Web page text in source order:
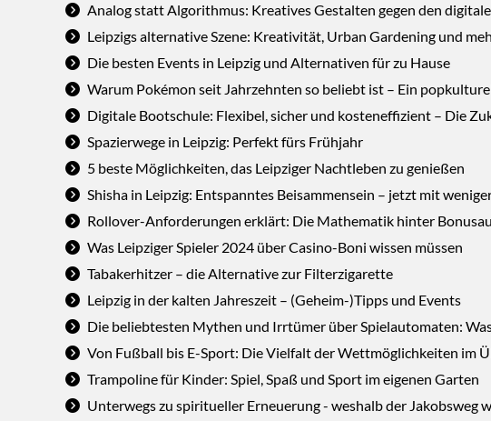
Analog statt Algorithmus: Kreatives Gestalten gegen den
Leipzigs alternative Szene: Kreativität, Urban Gardening und
Die besten Events in Leipzig und Alternativen für zu Hause
Warum Pokémon seit Jahrzehnten so beliebt ist – Ein
Digitale Bootschule: Flexibel, sicher und kosteneffizient – Die
Spazierwege in Leipzig: Perfekt fürs Frühjahr
5 beste Möglichkeiten, das Leipziger Nachtleben zu genießen
Shisha in Leipzig: Entspanntes Beisammensein – jetzt mit
Rollover-Anforderungen erklärt: Die Mathematik hinter
Was Leipziger Spieler 2024 über Casino-Boni wissen müssen
Tabakerhitzer – die Alternative zur Filterzigarette
Leipzig in der kalten Jahreszeit – (Geheim-)Tipps und Events
Die beliebtesten Mythen und Irrtümer über Spielautomaten:
Von Fußball bis E-Sport: Die Vielfalt der Wettmöglichkeiten im
Trampoline für Kinder: Spiel, Spaß und Sport im eigenen Garten
Unterwegs zu spiritueller Erneuerung - weshalb der Jakobsweg